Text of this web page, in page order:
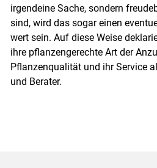
irgendeine Sache, sondern
sind, wird das sogar einen
wert sein. Auf diese Weise
ihre pflanzengerechte Art der
Pflanzenqualität und ihr Service
und Berater.